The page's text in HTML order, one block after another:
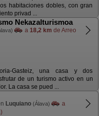
habitaciones dobles, con gran
privad ...
Nekazalturismoa
a 18,2 km de Arreo
Gasteiz, una casa y dos
de un turismo activo en un
La casa se pued ...
Luquiano (Álava)
a